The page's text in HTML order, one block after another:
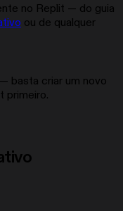
no Replit — do guia
ou de qualquer
basta criar um novo
primeiro.